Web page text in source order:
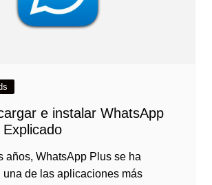
e instalar WhatsApp
años, WhatsApp Plus se ha
una de las aplicaciones más